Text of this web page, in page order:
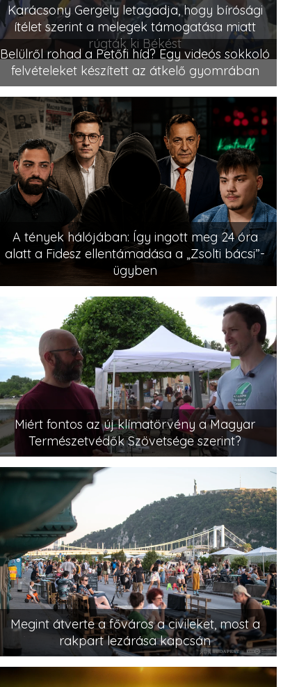
Karácsony Gergely letagadja, hogy bírósági
ítélet szerint a melegek támogatása miatt
rúgták ki Békést
Belülről rohad a Petőfi híd? Egy videós sokkoló
felvételeket készített az átkelő gyomrában
A tények hálójában: Így ingott meg 24 óra
alatt a Fidesz ellentámadása a „Zsolti bácsi”-
ügyben
Miért fontos az új klímatörvény a Magyar
Természetvédők Szövetsége szerint?
Megint átverte a főváros a civileket, most a
rakpart lezárása kapcsán